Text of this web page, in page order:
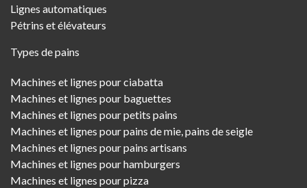
Lignes automatiques
Pétrins et élévateurs
Types de pains
Machines et lignes pour ciabatta
Machines et lignes pour baguettes
Machines et lignes pour petits pains
Machines et lignes pour pains de mie, pains de seigle
Machines et lignes pour pains artisans
Machines et lignes pour hamburgers
Machines et lignes pour pizza